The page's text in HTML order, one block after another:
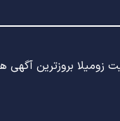
زومیلا بروزترین